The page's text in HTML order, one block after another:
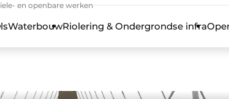
en openbare werken
WaterbouwRiolering & Ondergrondse infra